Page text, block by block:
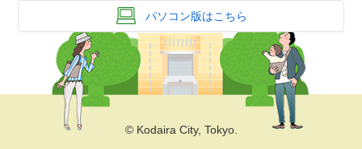
パソコン版はこちら
© Kodaira City, Tokyo.